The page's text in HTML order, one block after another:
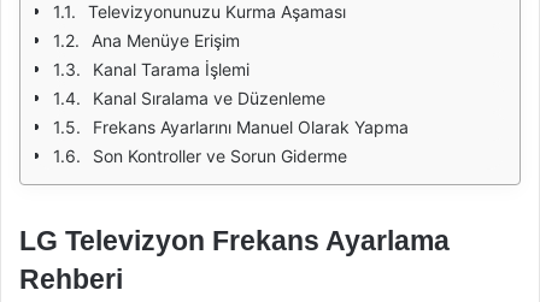
Televizyonunuzu Kurma Aşaması
Ana Menüye Erişim
Kanal Tarama İşlemi
Kanal Sıralama ve Düzenleme
Frekans Ayarlarını Manuel Olarak Yapma
Son Kontroller ve Sorun Giderme
LG Televizyon Frekans Ayarlama
Rehberi